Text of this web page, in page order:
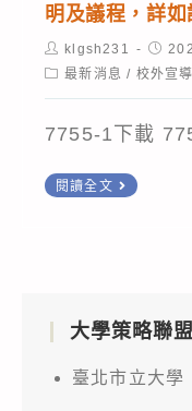
明及議程，詳如
Post
author:
klgsh231
Post
Post最新消息 / 校外宣
7755-1下載
閱讀全文
檢
行
政
大學策略聯
臺北市立大學